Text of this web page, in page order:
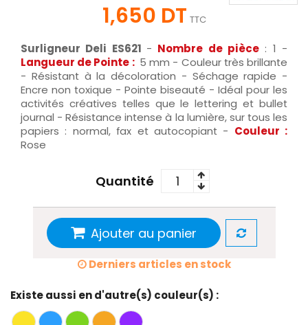
1,650 DT TTC
Surligneur Deli ES621 - Nombre de pièce : 1 -
Langueur de Pointe : 5 mm - Couleur très brillante
- Résistant à la décoloration - Séchage rapide -
Encre non toxique - Pointe biseauté - Idéal pour les
activités créatives telles que le lettering et bullet
journal - Résistance intense à la lumière, sur tous les
papiers : normal, fax et autocopiant - Couleur :
Rose
Quantité
Ajouter au panier
Derniers articles en stock
Existe aussi en d'autre(s) couleur(s) :